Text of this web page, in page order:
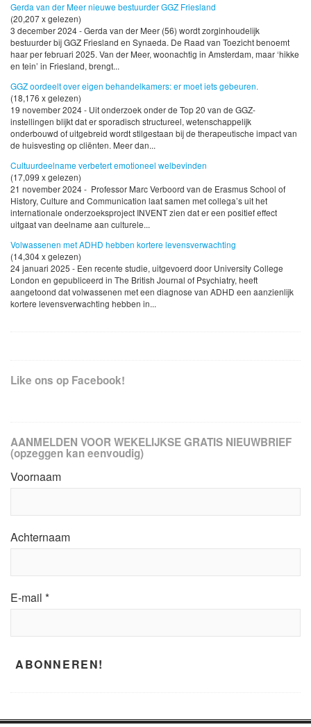
Gerda van der Meer nieuwe bestuurder GGZ Friesland
(20,207 x gelezen)
3 december 2024 - Gerda van der Meer (56) wordt zorginhoudelijk
bestuurder bij GGZ Friesland en Synaeda. De Raad van Toezicht benoemt
haar per februari 2025. Van der Meer, woonachtig in Amsterdam, maar ‘hikke
en tein’ in Friesland, brengt...
GGZ oordeelt over eigen behandelkamers: er moet iets gebeuren.
(18,176 x gelezen)
19 november 2024 - Uit onderzoek onder de Top 20 van de GGZ-
instellingen blijkt dat er sporadisch structureel, wetenschappelijk
onderbouwd of uitgebreid wordt stilgestaan bij de therapeutische impact van
de huisvesting op cliënten. Meer dan...
Cultuurdeelname verbetert emotioneel welbevinden
(17,099 x gelezen)
21 november 2024 - Professor Marc Verboord van de Erasmus School of
History, Culture and Communication laat samen met collega’s uit het
internationale onderzoeksproject INVENT zien dat er een positief effect
uitgaat van deelname aan culturele...
Volwassenen met ADHD hebben kortere levensverwachting
(14,304 x gelezen)
24 januari 2025 - Een recente studie, uitgevoerd door University College
London en gepubliceerd in The British Journal of Psychiatry, heeft
aangetoond dat volwassenen met een diagnose van ADHD een aanzienlijk
kortere levensverwachting hebben in...
Like ons op Facebook!
AANMELDEN VOOR WEKELIJKSE GRATIS NIEUWBRIEF
(opzeggen kan eenvoudig)
Voornaam
Achternaam
E-mail *